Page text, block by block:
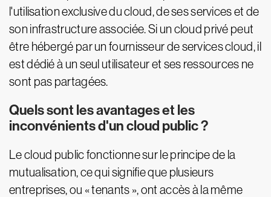
l'utilisation exclusive du cloud, de ses services et de
son infrastructure associée. Si un cloud privé peut
être hébergé par un fournisseur de services cloud, il
est dédié à un seul utilisateur et ses ressources ne
sont pas partagées.
Quels sont les avantages et les
inconvénients d'un cloud public ?
Le cloud public fonctionne sur le principe de la
mutualisation, ce qui signifie que plusieurs
entreprises, ou « tenants », ont accès à la même